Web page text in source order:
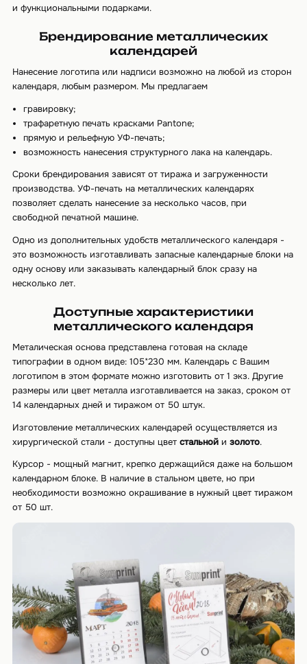
и функциональными подарками.
Брендирование металлических
календарей
Нанесение логотипа или надписи возможно на любой из сторон
календаря, любым размером. Мы предлагаем
гравировку;
трафаретную печать красками Pantone;
прямую и рельефную УФ-печать;
возможность нанесения структурного лака на календарь.
Сроки брендирования зависят от тиража и загруженности
производства. УФ-печать на металлических календарях
позволяет сделать нанесение за несколько часов, при
свободной печатной машине.
Одно из дополнительных удобств металлического календаря -
это возможность изготавливать запасные календарные блоки на
одну основу или заказывать календарный блок сразу на
несколько лет.
Доступные характеристики
металлического календаря
Металическая основа представлена готовая на складе
типографии в одном виде: 105*230 мм. Календарь с Вашим
логотипом в этом формате можно изготовить от 1 экз. Другие
размеры или цвет металла изготавливается на заказ, сроком от
14 календарных дней и тиражом от 50 штук.
Изготовление металлических календарей осуществляется из
хирургической стали - доступны цвет стальнойи золото.
Курсор - мощный магнит, крепко держащийся даже на большом
календарном блоке. В наличие в стальном цвете, но при
необходимости возможно окрашивание в нужный цвет тиражом
от 50 шт.